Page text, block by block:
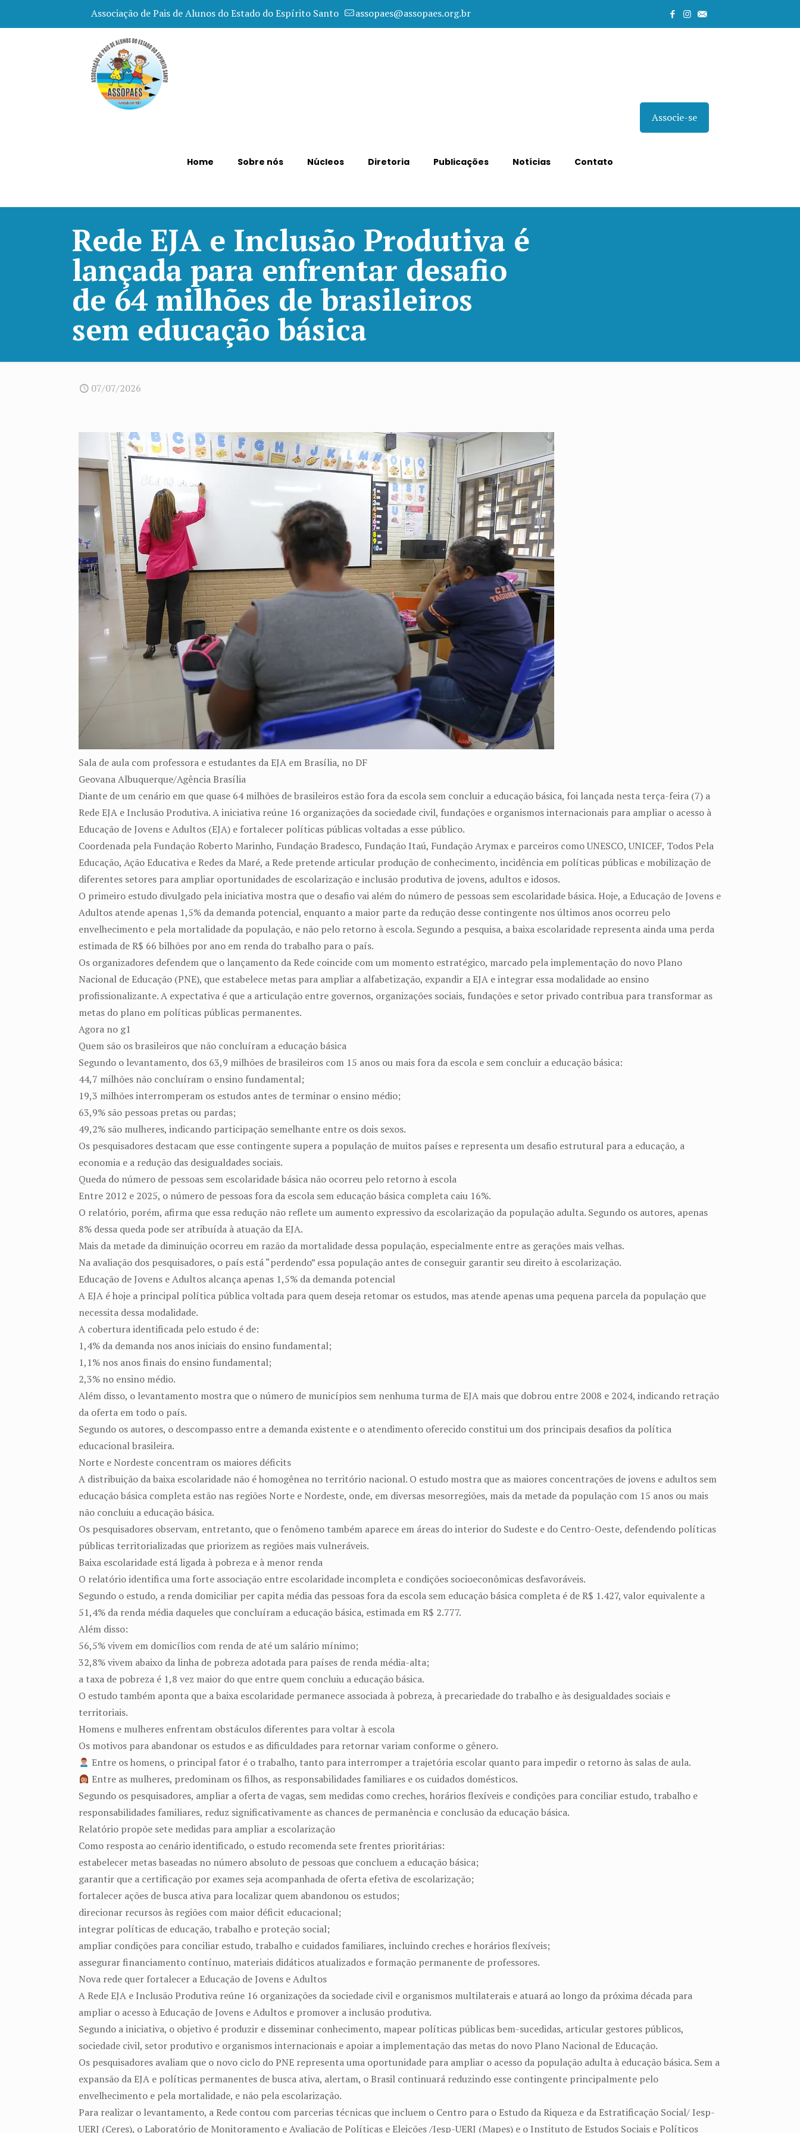
Associação de Pais de Alunos do Estado do Espírito Santo assopaes@assopaes.org.br
Home Sobre nós Núcleos Diretoria Publicações Notícias Contato
Associe-se
Rede EJA e Inclusão Produtiva é
lançada para enfrentar desafio
de 64 milhões de brasileiros
sem educação básica
07/07/2026
Sala de aula com professora e estudantes da EJA em Brasília, no DF
Geovana Albuquerque/Agência Brasília
Diante de um cenário em que quase 64 milhões de brasileiros estão fora da escola sem concluir a educação básica, foi lançada nesta terça-feira (7) a
Rede EJA e Inclusão Produtiva. A iniciativa reúne 16 organizações da sociedade civil, fundações e organismos internacionais para ampliar o acesso à
Educação de Jovens e Adultos (EJA) e fortalecer políticas públicas voltadas a esse público.
Coordenada pela Fundação Roberto Marinho, Fundação Bradesco, Fundação Itaú, Fundação Arymax e parceiros como UNESCO, UNICEF, Todos Pela
Educação, Ação Educativa e Redes da Maré, a Rede pretende articular produção de conhecimento, incidência em políticas públicas e mobilização de
diferentes setores para ampliar oportunidades de escolarização e inclusão produtiva de jovens, adultos e idosos.
O primeiro estudo divulgado pela iniciativa mostra que o desafio vai além do número de pessoas sem escolaridade básica. Hoje, a Educação de Jovens e
Adultos atende apenas 1,5% da demanda potencial, enquanto a maior parte da redução desse contingente nos últimos anos ocorreu pelo
envelhecimento e pela mortalidade da população, e não pelo retorno à escola. Segundo a pesquisa, a baixa escolaridade representa ainda uma perda
estimada de R$ 66 bilhões por ano em renda do trabalho para o país.
Os organizadores defendem que o lançamento da Rede coincide com um momento estratégico, marcado pela implementação do novo Plano
Nacional de Educação (PNE), que estabelece metas para ampliar a alfabetização, expandir a EJA e integrar essa modalidade ao ensino
profissionalizante. A expectativa é que a articulação entre governos, organizações sociais, fundações e setor privado contribua para transformar as
metas do plano em políticas públicas permanentes.
Agora no g1
Quem são os brasileiros que não concluíram a educação básica
Segundo o levantamento, dos 63,9 milhões de brasileiros com 15 anos ou mais fora da escola e sem concluir a educação básica:
44,7 milhões não concluíram o ensino fundamental;
19,3 milhões interromperam os estudos antes de terminar o ensino médio;
63,9% são pessoas pretas ou pardas;
49,2% são mulheres, indicando participação semelhante entre os dois sexos.
Os pesquisadores destacam que esse contingente supera a população de muitos países e representa um desafio estrutural para a educação, a
economia e a redução das desigualdades sociais.
Queda do número de pessoas sem escolaridade básica não ocorreu pelo retorno à escola
Entre 2012 e 2025, o número de pessoas fora da escola sem educação básica completa caiu 16%.
O relatório, porém, afirma que essa redução não reflete um aumento expressivo da escolarização da população adulta. Segundo os autores, apenas
8% dessa queda pode ser atribuída à atuação da EJA.
Mais da metade da diminuição ocorreu em razão da mortalidade dessa população, especialmente entre as gerações mais velhas.
Na avaliação dos pesquisadores, o país está “perdendo” essa população antes de conseguir garantir seu direito à escolarização.
Educação de Jovens e Adultos alcança apenas 1,5% da demanda potencial
A EJA é hoje a principal política pública voltada para quem deseja retomar os estudos, mas atende apenas uma pequena parcela da população que
necessita dessa modalidade.
A cobertura identificada pelo estudo é de:
1,4% da demanda nos anos iniciais do ensino fundamental;
1,1% nos anos finais do ensino fundamental;
2,3% no ensino médio.
Além disso, o levantamento mostra que o número de municípios sem nenhuma turma de EJA mais que dobrou entre 2008 e 2024, indicando retração
da oferta em todo o país.
Segundo os autores, o descompasso entre a demanda existente e o atendimento oferecido constitui um dos principais desafios da política
educacional brasileira.
Norte e Nordeste concentram os maiores déficits
A distribuição da baixa escolaridade não é homogênea no território nacional. O estudo mostra que as maiores concentrações de jovens e adultos sem
educação básica completa estão nas regiões Norte e Nordeste, onde, em diversas mesorregiões, mais da metade da população com 15 anos ou mais
não concluiu a educação básica.
Os pesquisadores observam, entretanto, que o fenômeno também aparece em áreas do interior do Sudeste e do Centro-Oeste, defendendo políticas
públicas territorializadas que priorizem as regiões mais vulneráveis.
Baixa escolaridade está ligada à pobreza e à menor renda
O relatório identifica uma forte associação entre escolaridade incompleta e condições socioeconômicas desfavoráveis.
Segundo o estudo, a renda domiciliar per capita média das pessoas fora da escola sem educação básica completa é de R$ 1.427, valor equivalente a
51,4% da renda média daqueles que concluíram a educação básica, estimada em R$ 2.777.
Além disso:
56,5% vivem em domicílios com renda de até um salário mínimo;
32,8% vivem abaixo da linha de pobreza adotada para países de renda média-alta;
a taxa de pobreza é 1,8 vez maior do que entre quem concluiu a educação básica.
O estudo também aponta que a baixa escolaridade permanece associada à pobreza, à precariedade do trabalho e às desigualdades sociais e
territoriais.
Homens e mulheres enfrentam obstáculos diferentes para voltar à escola
Os motivos para abandonar os estudos e as dificuldades para retornar variam conforme o gênero.
Entre os homens, o principal fator é o trabalho, tanto para interromper a trajetória escolar quanto para impedir o retorno às salas de aula.
Entre as mulheres, predominam os filhos, as responsabilidades familiares e os cuidados domésticos.
Segundo os pesquisadores, ampliar a oferta de vagas, sem medidas como creches, horários flexíveis e condições para conciliar estudo, trabalho e
responsabilidades familiares, reduz significativamente as chances de permanência e conclusão da educação básica.
Relatório propõe sete medidas para ampliar a escolarização
Como resposta ao cenário identificado, o estudo recomenda sete frentes prioritárias:
estabelecer metas baseadas no número absoluto de pessoas que concluem a educação básica;
garantir que a certificação por exames seja acompanhada de oferta efetiva de escolarização;
fortalecer ações de busca ativa para localizar quem abandonou os estudos;
direcionar recursos às regiões com maior déficit educacional;
integrar políticas de educação, trabalho e proteção social;
ampliar condições para conciliar estudo, trabalho e cuidados familiares, incluindo creches e horários flexíveis;
assegurar financiamento contínuo, materiais didáticos atualizados e formação permanente de professores.
Nova rede quer fortalecer a Educação de Jovens e Adultos
A Rede EJA e Inclusão Produtiva reúne 16 organizações da sociedade civil e organismos multilaterais e atuará ao longo da próxima década para
ampliar o acesso à Educação de Jovens e Adultos e promover a inclusão produtiva.
Segundo a iniciativa, o objetivo é produzir e disseminar conhecimento, mapear políticas públicas bem-sucedidas, articular gestores públicos,
sociedade civil, setor produtivo e organismos internacionais e apoiar a implementação das metas do novo Plano Nacional de Educação.
Os pesquisadores avaliam que o novo ciclo do PNE representa uma oportunidade para ampliar o acesso da população adulta à educação básica. Sem a
expansão da EJA e políticas permanentes de busca ativa, alertam, o Brasil continuará reduzindo esse contingente principalmente pelo
envelhecimento e pela mortalidade, e não pela escolarização.
Para realizar o levantamento, a Rede contou com parcerias técnicas que incluem o Centro para o Estudo da Riqueza e da Estratificação Social/ Iesp-
UERJ (Ceres), o Laboratório de Monitoramento e Avaliação de Políticas e Eleições /Iesp-UERJ (Mapes) e o Instituto de Estudos Sociais e Políticos